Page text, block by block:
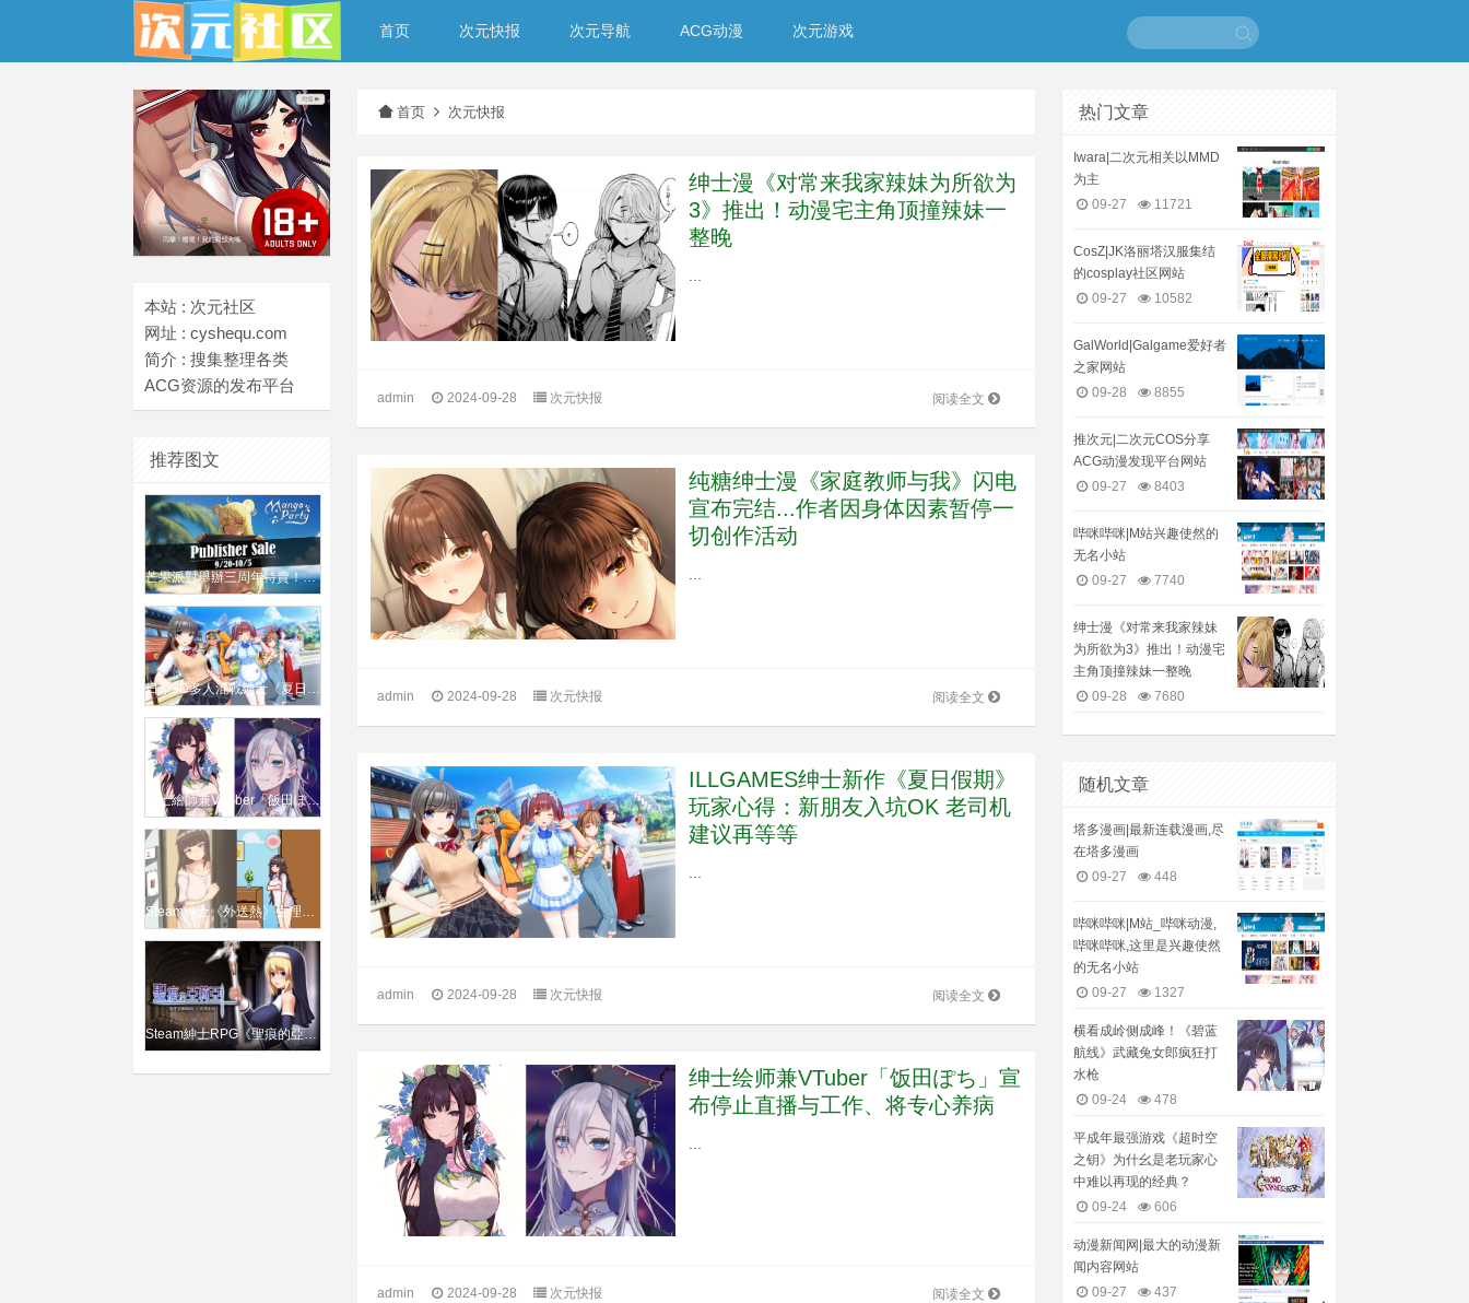
首页 次元快报 次元导航 ACG动漫 次元游戏
本站 : 次元社区
网址 : cyshequ.com
简介 : 搜集整理各类
ACG资源的发布平台
推荐图文
芒果派對舉辦三周年特賣！超過50款紳士遊戲折扣優惠 錢包乾了弟弟也哭了
日系3D多人混戰紳士《夏日假期》宣布製作海外版！
紳士繪師兼VTuber「飯田ぽち」宣布停止直播與工作、將專心養病
Steam紳士《外送熱》生理需求也能叫外送！「騎」上門餵飽飢渴女客人
Steam紳士RPG《聖痕的亞莉亞》修女獻身拯救世界「舒吟」都精彩
首页 次元快报
绅士漫《对常来我家辣妹为所欲为
3》推出！动漫宅主角顶撞辣妹一
整晚
...
阅读全文
admin 2024-09-28 次元快报
纯糖绅士漫《家庭教师与我》闪电
宣布完结...作者因身体因素暂停一
切创作活动
...
阅读全文
admin 2024-09-28 次元快报
ILLGAMES绅士新作《夏日假期》
玩家心得：新朋友入坑OK 老司机
建议再等等
阅读全文
admin 2024-09-28 次元快报
绅士绘师兼VTuber「饭田ぽち」宣
布停止直播与工作、将专心养病
阅读全文
admin 2024-09-28 次元快报
热门文章
Iwara|二次元相关以MMD
为主
09-27
11721
CosZ|JK洛丽塔汉服集结
的cosplay社区网站
09-27
10582
GalWorld|Galgame爱好者
之家网站
09-28
8855
推次元|二次元COS分享
ACG动漫发现平台网站
09-27
8403
哔咪哔咪|M站兴趣使然的
无名小站
09-27
7740
绅士漫《对常来我家辣妹
为所欲为3》推出！动漫宅
主角顶撞辣妹一整晚
09-28
7680
随机文章
塔多漫画|最新连载漫画,尽
在塔多漫画
09-27
448
哔咪哔咪|M站_哔咪动漫,
哔咪哔咪,这里是兴趣使然
的无名小站
09-27
1327
横看成岭侧成峰！《碧蓝
航线》武藏兔女郎疯狂打
水枪
09-24
478
平成年最强游戏《超时空
之钥》为什幺是老玩家心
中难以再现的经典？
09-24
606
动漫新闻网|最大的动漫新
闻内容网站
09-27
437